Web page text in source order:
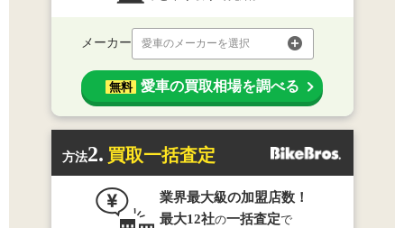
メーカー 愛車のメーカーを選択
無料 愛車の買取相場を調べる
方法2. 買取一括査定
業界最大級の加盟店数！
最大12社の一括査定で